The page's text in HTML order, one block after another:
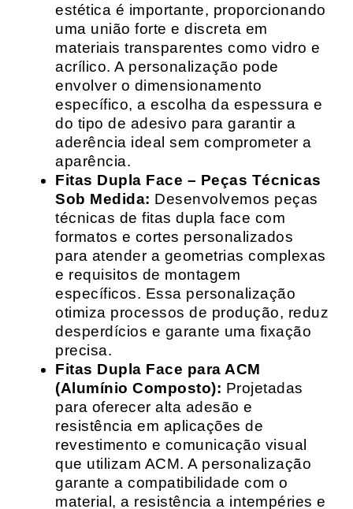
estética é importante, proporcionando
uma união forte e discreta em
materiais transparentes como vidro e
acrílico. A personalização pode
envolver o dimensionamento
específico, a escolha da espessura e
do tipo de adesivo para garantir a
aderência ideal sem comprometer a
aparência.
Fitas Dupla Face – Peças Técnicas
Sob Medida: Desenvolvemos peças
técnicas de fitas dupla face com
formatos e cortes personalizados
para atender a geometrias complexas
e requisitos de montagem
específicos. Essa personalização
otimiza processos de produção, reduz
desperdícios e garante uma fixação
precisa.
Fitas Dupla Face para ACM
(Alumínio Composto): Projetadas
para oferecer alta adesão e
resistência em aplicações de
revestimento e comunicação visual
que utilizam ACM. A personalização
garante a compatibilidade com o
material, a resistência a intempéries e